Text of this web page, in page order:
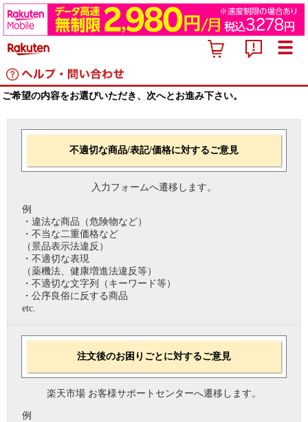
ご希望の内容をお選びいただき、次へとお進み下さい。
不適切な商品/表記/価格に対するご意見
入力フォームへ遷移します。
例
・違法な商品（危険物など）
・不当な二重価格など
（景品表示法違反）
・不適切な表現
（薬機法、健康増進法違反等）
・不適切な文字列（キーワード等）
・公序良俗に反する商品
etc.
注文後のお困りごとに対するご意見
楽天市場 お客様サポートセンターへ遷移します。
例